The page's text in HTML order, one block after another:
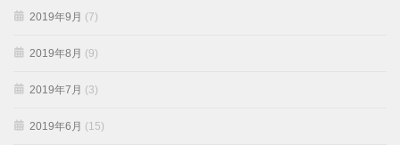
2019年9月 (7)
2019年8月 (9)
2019年7月 (3)
2019年6月 (15)